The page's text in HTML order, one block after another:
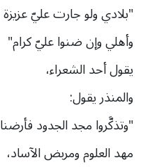
"بلادي ولو جارت عليّ عزيزة
وأهلي وإن ضنوا عليّ كرام"
يقول أحد الشعراء،
والمنذر يقول:
"وتذكَّروا مجد الجدود فأرضنا
مهد العلوم ومربض الآساد،